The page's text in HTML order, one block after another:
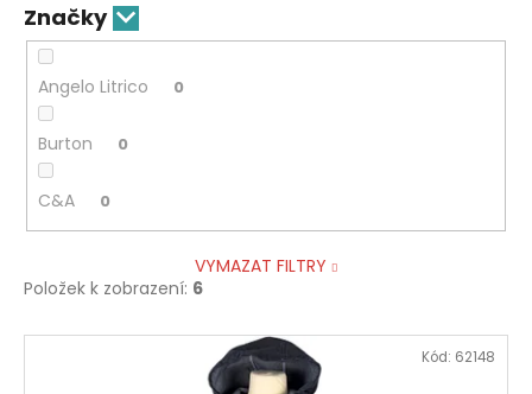
Značky
Angelo Litrico 0
Burton 0
C&A 0
VYMAZAT FILTRY
Položek k zobrazení: 6
V Kód: 62148